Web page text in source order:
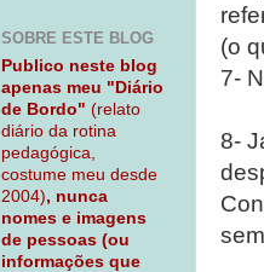
(o
7-
8-
SOBRE ESTE BLOG
Publico neste blog
apenas meu "Diário
de Bordo" (relato
diário da rotina
pedagógica,
costume meu desde
2004), nunca
nomes e imagens
de pessoas (ou
informações que